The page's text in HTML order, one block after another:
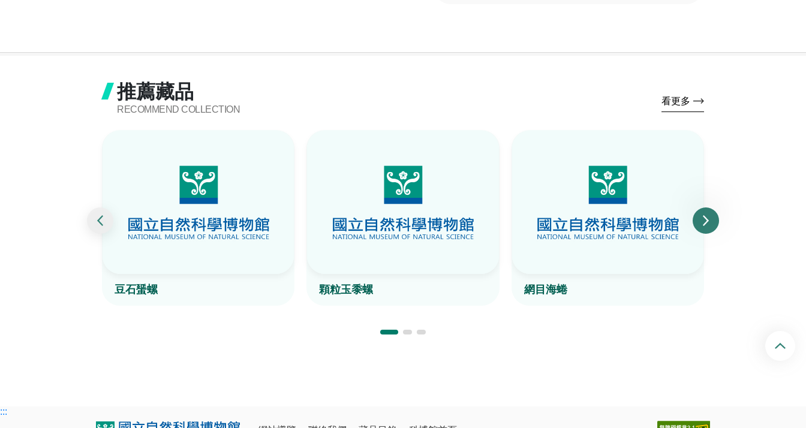
推薦藏品
RECOMMEND COLLECTION
看更多
豆石蜑螺 顆粒玉黍螺 網目海蜷
:::
回頂端